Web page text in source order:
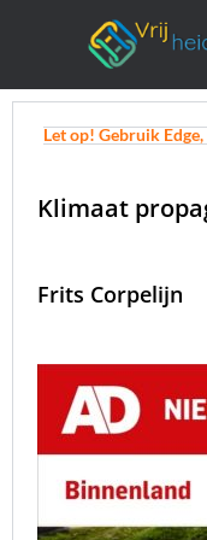
Let op! Gebruik
Klimaat
Frits Corpelijn